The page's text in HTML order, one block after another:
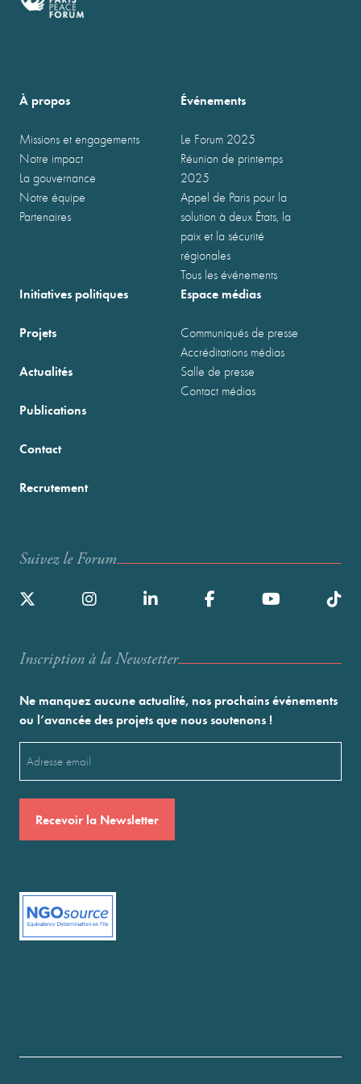
À propos
Missions et engagements
Notre impact
La gouvernance
Notre équipe
Partenaires
Événements
Le Forum 2025
Réunion de printemps
2025
Appel de Paris pour la
solution à deux États, la
paix et la sécurité
régionales
Tous les événements
Initiatives politiques
Projets
Actualités
Publications
Espace médias
Communiqués de presse
Accréditations médias
Salle de presse
Contact médias
Contact
Recrutement
Suivez le Forum
Inscription à la Newstetter
Ne manquez aucune actualité, nos prochains événements
ou l’avancée des projets que nous soutenons !
(Nécessaire)